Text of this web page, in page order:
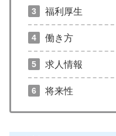
福利厚生
働き方
求人情報
将来性